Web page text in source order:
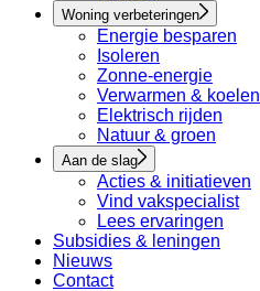
Woning verbeteringen
Energie besparen
Isoleren
Zonne-energie
Verwarmen & koelen
Elektrisch rijden
Natuur & groen
Aan de slag
Acties & initiatieven
Vind vakspecialist
Lees ervaringen
Subsidies & leningen
Nieuws
Contact